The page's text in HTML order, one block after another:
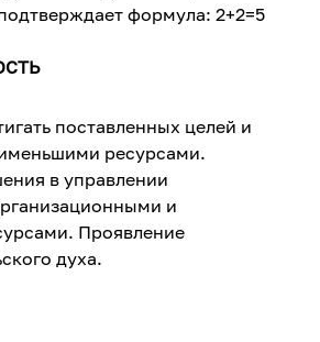
формула: 2+2=5
поставленных целей и
ресурсами.
в управлении
и
Проявление
духа.